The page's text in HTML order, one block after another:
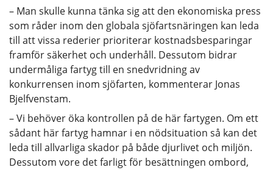
– Man skulle kunna tänka sig att den ekonomiska press
som råder inom den globala sjöfartsnäringen kan leda
till att vissa rederier prioriterar kostnadsbesparingar
framför säkerhet och underhåll. Dessutom bidrar
undermåliga fartyg till en snedvridning av
konkurrensen inom sjöfarten, kommenterar Jonas
Bjelfvenstam.
– Vi behöver öka kontrollen på de här fartygen. Om ett
sådant här fartyg hamnar i en nödsituation så kan det
leda till allvarliga skador på både djurlivet och miljön.
Dessutom vore det farligt för besättningen ombord,